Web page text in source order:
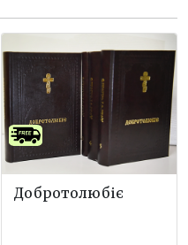
Добротолюбіє